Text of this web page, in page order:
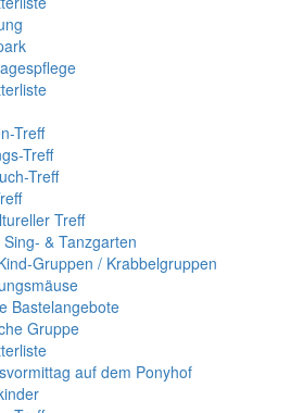
Treff
Treff
Treff
Treff
Sing- & Tanzgarten
Gruppen / Krabbelgruppen
Bastelangebote
Gruppe
auf dem Ponyhof